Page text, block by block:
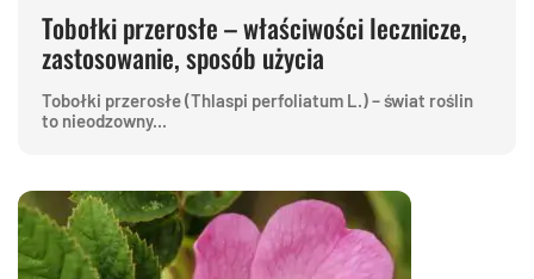
Tobołki przerosłe – właściwości lecznicze,
zastosowanie, sposób użycia
Tobołki przerosłe (Thlaspi perfoliatum L.) – świat roślin
to nieodzowny...